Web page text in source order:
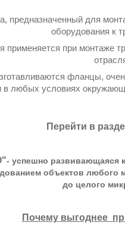
предназначенный для
оборудования к
применяется при монтаже
фланцы,
в любых условиях
Перейти в
- успешно развивающаяся
объектов любого
до целого
Почему выгоднее